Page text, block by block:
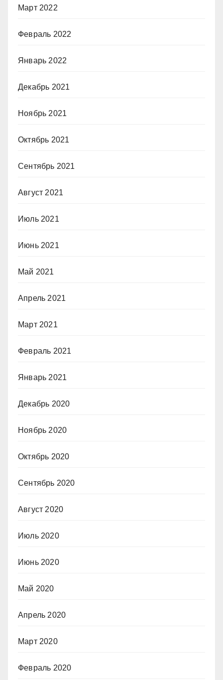
Март 2022
Февраль 2022
Январь 2022
Декабрь 2021
Ноябрь 2021
Октябрь 2021
Сентябрь 2021
Август 2021
Июль 2021
Июнь 2021
Май 2021
Апрель 2021
Март 2021
Февраль 2021
Январь 2021
Декабрь 2020
Ноябрь 2020
Октябрь 2020
Сентябрь 2020
Август 2020
Июль 2020
Июнь 2020
Май 2020
Апрель 2020
Март 2020
Февраль 2020